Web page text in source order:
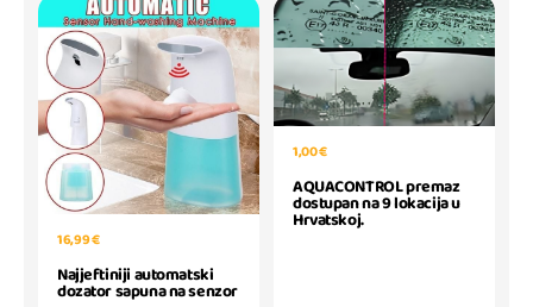
16,99 €
Najjeftiniji automatski
dozator sapuna na senzor
1,00 €
AQUACONTROL premaz
dostupan na 9 lokacija u
Hrvatskoj.